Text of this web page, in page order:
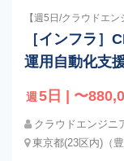
【週5日/クラウドエン
［インフラ］
運用自動化支
週 5日 | 〜
クラウドエンジニ
東京都(23区内)（豊